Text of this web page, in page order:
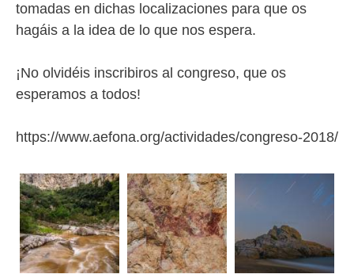
tomadas en dichas localizaciones para que os
hagáis a la idea de lo que nos espera.
¡No olvidéis inscribiros al congreso, que os
esperamos a todos!
https://www.aefona.org/actividades/congreso-2018/